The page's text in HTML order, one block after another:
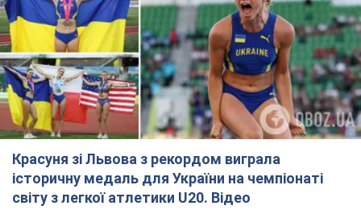
Красуня зі Львова з рекордом виграла
історичну медаль для України на чемпіонаті
світу з легкої атлетики U20. Відео